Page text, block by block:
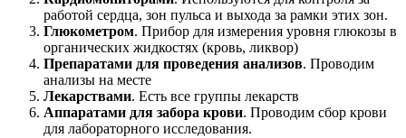
работой сердца, зон пульса и выхода за рамки этих зон.
Глюкометром. Прибор для измерения уровня глюкозы в
органических жидкостях (кровь, ликвор)
Препаратами для проведения анализов. Проводим
анализы на месте
Лекарствами. Есть все группы лекарств
Аппаратами для забора крови. Проводим сбор крови
для лабораторного исследования.